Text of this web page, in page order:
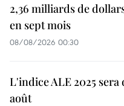
2,36 milliards de
en sept mois
08/08/2026 00:30
L'indice ALE 2025 sera
août